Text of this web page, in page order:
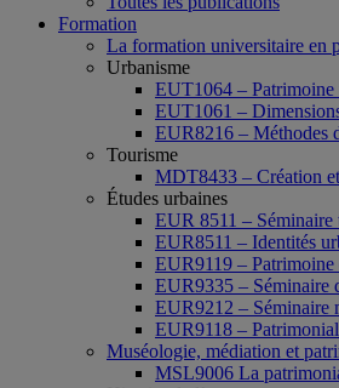
Formation
La formation universitaire en
Urbanisme
EUT1064 – Patrimoine
EUT1061 –
EUR8216 – Méthodes
Tourisme
MDT8433 – Création
Études urbaines
EUR 8511 – Séminaire
EUR8511 – Identités
EUR9119 – Patrimoine
EUR9335 – Séminaire
EUR9212 – Séminaire
EUR9118 –
Muséologie, médiation et
MSL9006 La